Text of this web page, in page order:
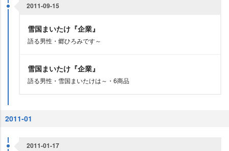
2011-09-15
雪国まいたけ『企業』
語る男性・郷ひろみです～
雪国まいたけ『企業』
語る男性・雪国まいたけは～・6商品
2011-01
2011-01-17